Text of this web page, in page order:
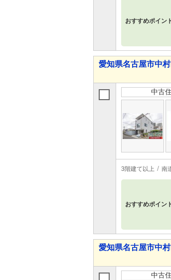
おすすめポイン
愛知県名古屋市中
中古
3階建て以上 南
おすすめポイン
愛知県名古屋市中
中古